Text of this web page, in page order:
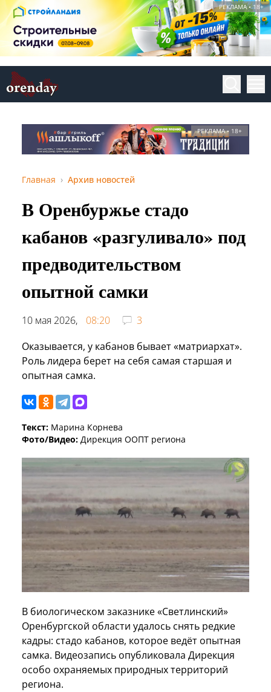
РЕКЛАМА • 18+
РЕКЛАМА • 18+
Главная Архив новостей
В Оренбуржье стадо
кабанов «разгуливало» под
предводительством
опытной самки
10 мая 2026, 08:20
3
Оказывается, у кабанов бывает «матриархат».
Роль лидера берет на себя самая старшая и
опытная самка.
Текст: Марина Корнева
Фото/Видео: Дирекция ООПТ региона
В биологическом заказнике «Светлинский»
Оренбургской области удалось снять редкие
кадры: стадо кабанов, которое ведёт опытная
самка. Видеозапись опубликовала Дирекция
особо охраняемых природных территорий
региона.